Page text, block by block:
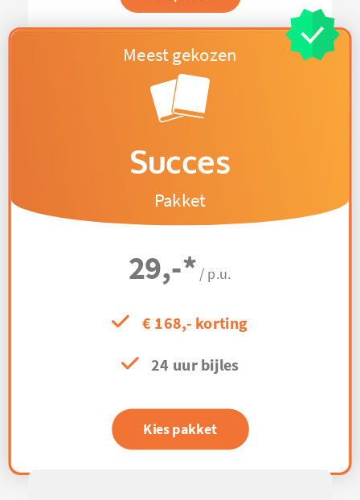
Succes
Pakket
29,-* / p.u.
€ 168,- korting
24 uur bijles
Kies pakket